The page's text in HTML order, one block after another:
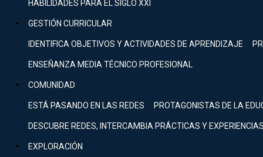
Menú
entrar
mi
HABILIDADES PARA EL SIGLO XXI
GESTIÓN CURRICULAR
IDENTIFICA OBJETIVOS Y ACTIVIDADES DE APRENDIZAJE
ENSEÑANZA MEDIA TÉCNICO PROFESIONAL
COMUNIDAD
ESTÁ PASANDO EN LAS REDES PROTAGONISTAS DE LA
DESCUBRE REDES, INTERCAMBIA PRÁCTICAS Y EXPERIENCIAS
EXPLORACIÓN
Expand
COMUNIDAD
Expand
EXPLORACIÓN
[Educarchile
Inicia